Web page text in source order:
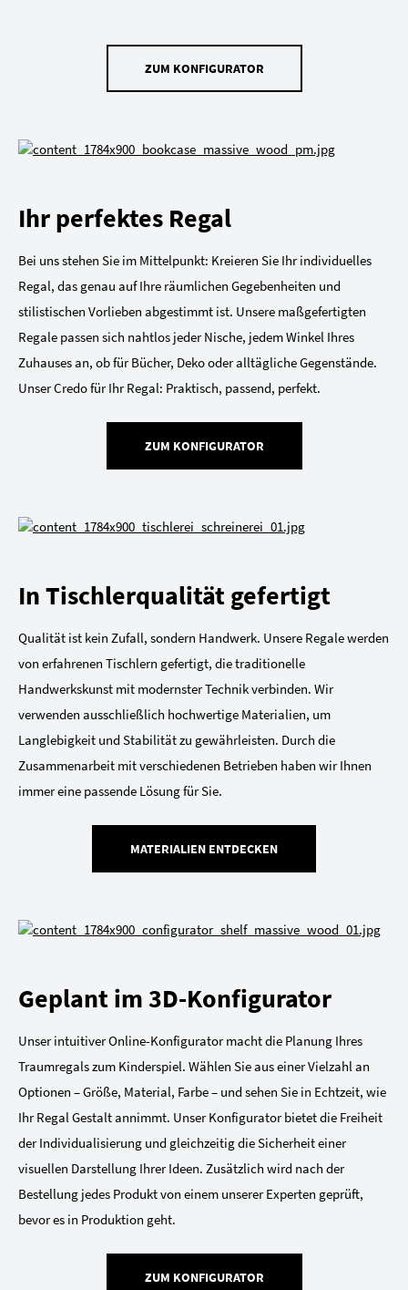
ZUM KONFIGURATOR
Ihr perfektes Regal
Bei uns stehen Sie im Mittelpunkt: Kreieren Sie Ihr individuelles
Regal, das genau auf Ihre räumlichen Gegebenheiten und
stilistischen Vorlieben abgestimmt ist. Unsere maßgefertigten
Regale passen sich nahtlos jeder Nische, jedem Winkel Ihres
Zuhauses an, ob für Bücher, Deko oder alltägliche Gegenstände.
Unser Credo für Ihr Regal: Praktisch, passend, perfekt.
ZUM KONFIGURATOR
In Tischlerqualität gefertigt
Qualität ist kein Zufall, sondern Handwerk. Unsere Regale werden
von erfahrenen Tischlern gefertigt, die traditionelle
Handwerkskunst mit modernster Technik verbinden. Wir
verwenden ausschließlich hochwertige Materialien, um
Langlebigkeit und Stabilität zu gewährleisten. Durch die
Zusammenarbeit mit verschiedenen Betrieben haben wir Ihnen
immer eine passende Lösung für Sie.
MATERIALIEN ENTDECKEN
Geplant im 3D-Konfigurator
Unser intuitiver Online-Konfigurator macht die Planung Ihres
Traumregals zum Kinderspiel. Wählen Sie aus einer Vielzahl an
Optionen – Größe, Material, Farbe – und sehen Sie in Echtzeit, wie
Ihr Regal Gestalt annimmt. Unser Konfigurator bietet die Freiheit
der Individualisierung und gleichzeitig die Sicherheit einer
visuellen Darstellung Ihrer Ideen. Zusätzlich wird nach der
Bestellung jedes Produkt von einem unserer Experten geprüft,
bevor es in Produktion geht.
ZUM KONFIGURATOR